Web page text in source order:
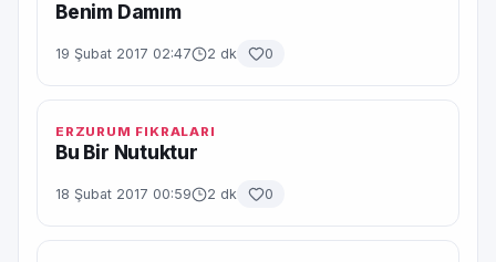
Benim Damım
19 Şubat 2017 02:47 2 dk 0
ERZURUM FIKRALARI
Bu Bir Nutuktur
18 Şubat 2017 00:59 2 dk 0